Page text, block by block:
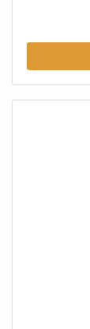
fermeture
de
protégée
pour
de
aux
bon
dos
poches
Coupe